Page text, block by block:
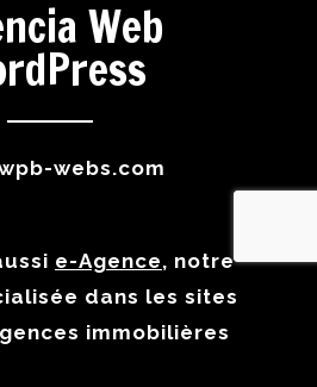
Web
webs.com
e-Agence, notre
dans les sites
immobilières